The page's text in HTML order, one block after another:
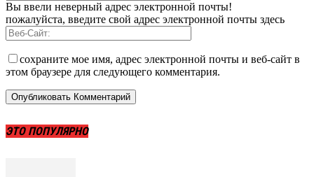
Вы ввели неверный адрес электронной почты!
пожалуйста, введите свой адрес электронной почты здесь
сохраните мое имя, адрес электронной почты и веб-сайт в
этом браузере для следующего комментария.
ЭТО ПОПУЛЯРНО